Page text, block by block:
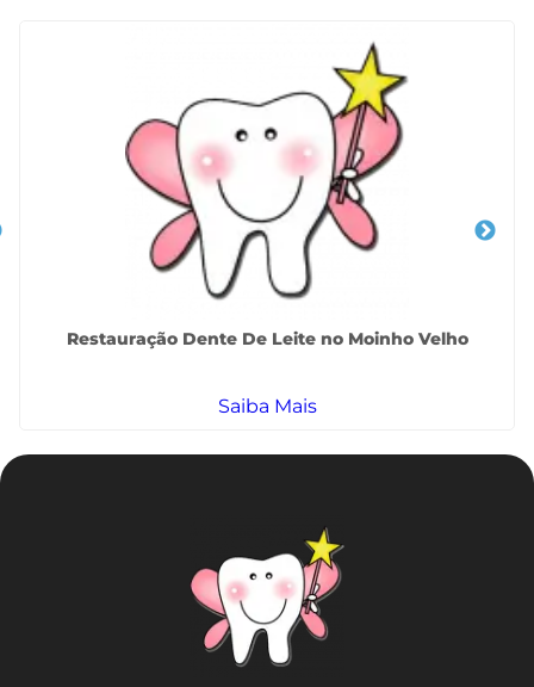
Restauração Dente De Leite no Moinho Velho
Saiba Mais